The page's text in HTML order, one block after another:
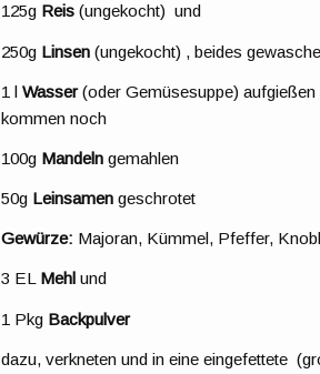
125g Reis (ungekocht) und
250g Linsen (ungekocht) , beides
1 lWasser(oder Gemüsesuppe)
kommen noch
100g Mandeln gemahlen
50g Leinsamen geschrotet
Gewürze: Majoran, Kümmel, Pfeffer,
3 EL Mehl und
1 Pkg Backpulver
dazu, verkneten und in eine eingefettete